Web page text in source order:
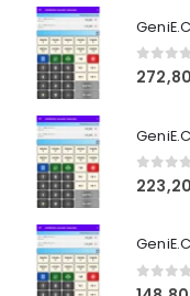
0out
272,80
0out
223,20
0out
Όροι Χρήσης
Τρόποι Αγοράς
Τρόποι Πληρωμής
Τρόποι Αποστολής
Ασφάλεια Πληρωμών